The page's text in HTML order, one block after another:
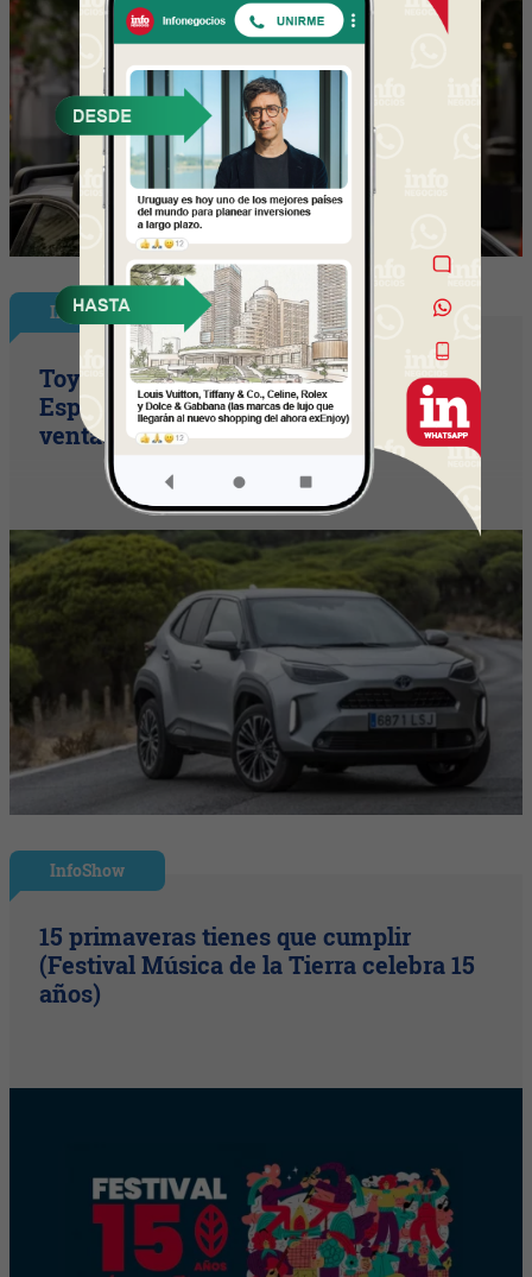
InfoNegocios España
Toyota consolida su liderazgo en
España en julio tras hacer crecer sus
ventas un 10% en 2026
InfoShow
15 primaveras tienes que cumplir
(Festival Música de la Tierra celebra 15
años)